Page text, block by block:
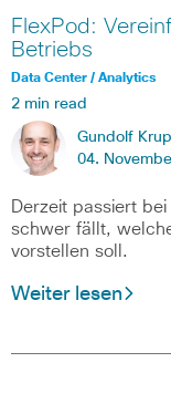
FlexPod:
Betriebs
Data Center / Analytics
2 min read
Gundolf
04.
Derzeit passiert
schwer fällt,
vorstellen soll.
Weiter lesen